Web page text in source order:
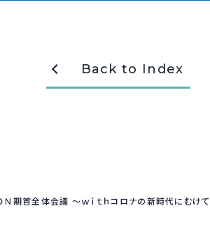
Back to Index
Ｎ期首全体会議 ～ｗｉｔｈコロナの新時代にむけ